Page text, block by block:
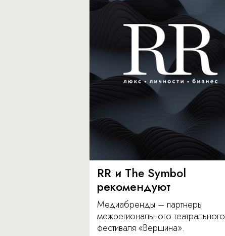
RR и The Symbol
рекомендуют
Медиабренды – партнеры
межрегионального театрального
фестиваля «Вершина».